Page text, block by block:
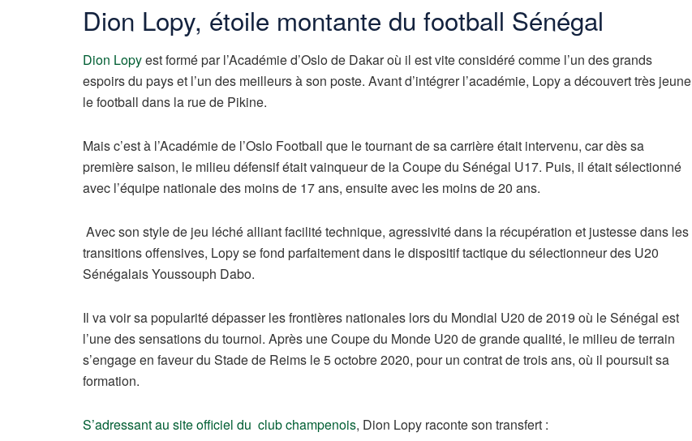
Dion Lopy, étoile montante du football Sénégal
Dion Lopyest formé par l’Académie d’Oslo de Dakar où il est vite considéré comme l’un des grands
espoirs du pays et l’un des meilleurs à son poste. Avant d’intégrer l’académie, Lopy a découvert très jeune
le football dans la rue de Pikine.
Mais c’est à l’Académie de l’Oslo Football que le tournant de sa carrière était intervenu, car dès sa
première saison, le milieu défensif était vainqueur de la Coupe du Sénégal U17. Puis, il était sélectionné
avec l’équipe nationale des moins de 17 ans, ensuite avec les moins de 20 ans.
Avec son style de jeu léché alliant facilité technique, agressivité dans la récupération et justesse dans les
transitions offensives, Lopy se fond parfaitement dans le dispositif tactique du sélectionneur des U20
Sénégalais Youssouph Dabo.
Il va voir sa popularité dépasser les frontières nationales lors du Mondial U20 de 2019 où le Sénégal est
l’une des sensations du tournoi. Après une Coupe du Monde U20 de grande qualité, le milieu de terrain
s’engage en faveur du Stade de Reims le 5 octobre 2020, pour un contrat de trois ans, où il poursuit sa
formation.
S’adressant au site officiel du club champenois, Dion Lopy raconte son transfert :